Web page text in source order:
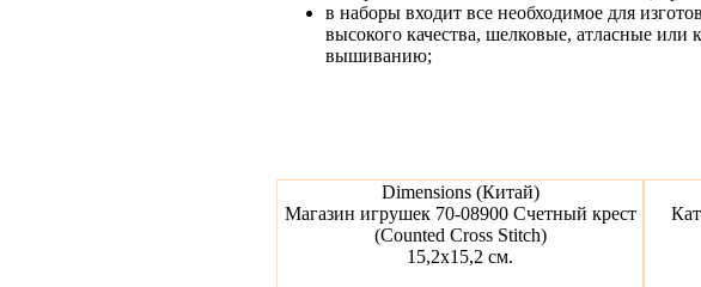
в наборы входит все необходимое для
высокого качества, шелковые, атласные
вышиванию;
Dimensions (Китай)
Магазин игрушек 70-08900 Счетный крест
(Counted Cross Stitch)
15,2x15,2 см.